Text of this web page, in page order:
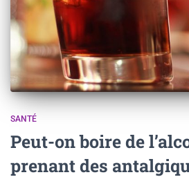
SANTÉ
Peut-on boire de
prenant des